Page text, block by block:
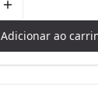
Adicionar ao